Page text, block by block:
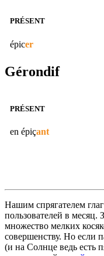
PRÉSENT
épicer
Gérondif
PRÉSENT
en épiçant
Нашим спрягателем
пользователей в
множество мелких
совершенству. Но если
(и на Солнце ведь есть